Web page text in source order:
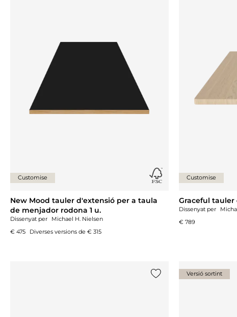
Customise
New Mood tauler d'extensió per a taula
de menjador rodona 1 u.
Dissenyat per
Michael H. Nielsen
€ 475
Diverses versions de € 315
Customise
Graceful tauler
Dissenyat per
€ 789
Versió sortint